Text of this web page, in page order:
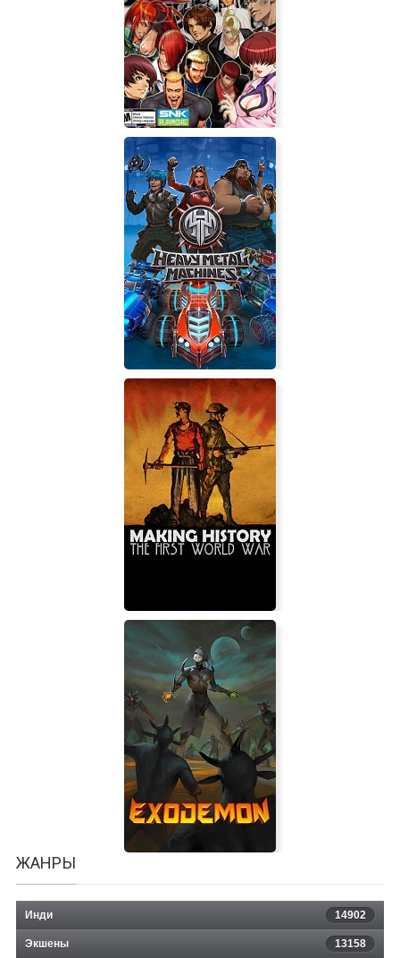
Parasite Eve 2
Ultimate Mugen
Heavy Metal Machines
Making History: The First World War
ЖАНРЫ
Инди 14902
Экшены 13158